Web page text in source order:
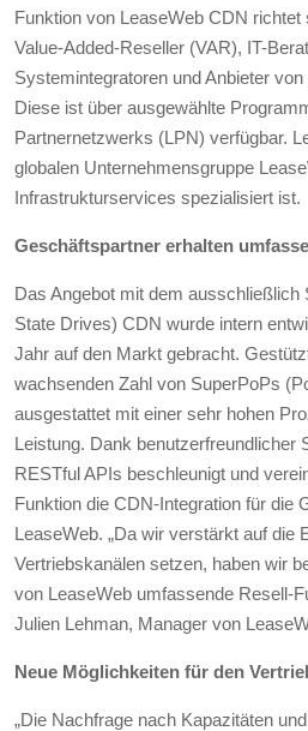
Funktion von LeaseWeb CDN
Value-Added-Reseller (VAR), IT-
Systemintegratoren und Anbieter
Diese ist über ausgewählte
Partnernetzwerks (LPN) verfügbar.
globalen Unternehmensgruppe
Infrastrukturservices spezialisiert ist.
Geschäftspartner erhalten
Das Angebot mit dem ausschließlich
State Drives) CDN wurde intern
Jahr auf den Markt gebracht.
wachsenden Zahl von SuperPoPs
ausgestattet mit einer sehr hohen
Leistung. Dank benutzerfreundlicher
RESTful APIs beschleunigt und
Funktion die CDN-Integration für die
LeaseWeb. „Da wir verstärkt auf die
Vertriebskanälen setzen, haben wir
von LeaseWeb umfassende Resell-
Julien Lehman, Manager von
Neue Möglichkeiten für den
„Die Nachfrage nach Kapazitäten